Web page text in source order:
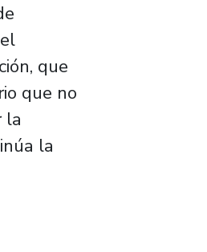
que
que no
la
la